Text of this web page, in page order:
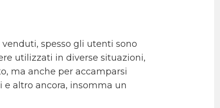
spesso gli utenti sono
utilizzati in diverse situazioni,
ma anche per accamparsi
e altro ancora, insomma un